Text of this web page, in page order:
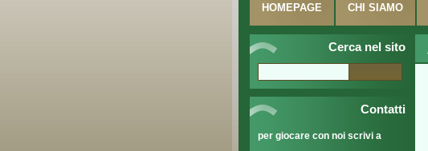
Cerca nel sito
Contatti
per giocare con noi scrivi a
HOMEPAGE CHI SIAMO